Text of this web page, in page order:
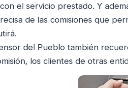
el servicio prestado. Y
de las comisiones que
del Pueblo también
los clientes de otras